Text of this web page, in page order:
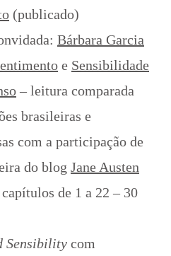
(publicado)
Bárbara Garcia
e Sensibilidade
– leitura comparada
brasileiras e
com a participação de
do blog Jane Austen
de 1 a 22 – 30
Sensibility com